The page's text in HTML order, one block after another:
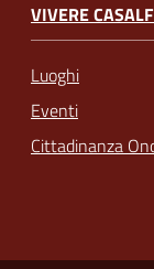
VIVERE
Luoghi
Eventi
Cittadinanza